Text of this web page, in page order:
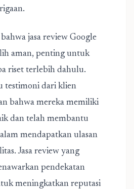
jasa review Google
aman, penting untuk
riset terlebih dahulu.
testimoni dari klien
bahwa mereka memiliki
dan telah membantu
mendapatkan ulasan
Jasa review yang
pendekatan
meningkatkan reputasi